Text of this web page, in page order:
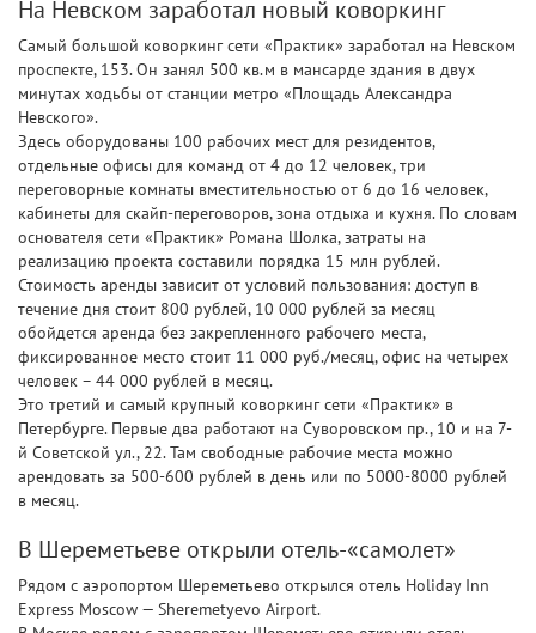
На Невском заработал новый коворкинг
Самый большой коворкинг сети «Практик» заработал на Невском
проспекте, 153. Он занял 500 кв.м в мансарде здания в двух
минутах ходьбы от станции метро «Площадь Александра
Невского».
Здесь оборудованы 100 рабочих мест для резидентов,
отдельные офисы для команд от 4 до 12 человек, три
переговорные комнаты вместительностью от 6 до 16 человек,
кабинеты для скайп-переговоров, зона отдыха и кухня. По словам
основателя сети «Практик» Романа Шолка, затраты на
реализацию проекта составили порядка 15 млн рублей.
Стоимость аренды зависит от условий пользования: доступ в
течение дня стоит 800 рублей, 10 000 рублей за месяц
обойдется аренда без закрепленного рабочего места,
фиксированное место стоит 11 000 руб./месяц, офис на четырех
человек – 44 000 рублей в месяц.
Это третий и самый крупный коворкинг сети «Практик» в
Петербурге. Первые два работают на Суворовском пр., 10 и на 7-
й Советской ул., 22. Там свободные рабочие места можно
арендовать за 500-600 рублей в день или по 5000-8000 рублей
в месяц.
В Шереметьеве открыли отель-«самолет»
Рядом с аэропортом Шереметьево открылся отель Holiday Inn
Express Moscow — Sheremetyevo Airport.